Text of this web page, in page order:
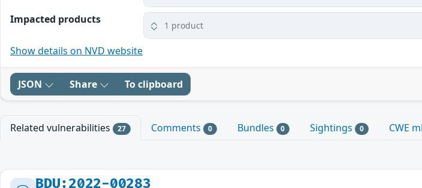
Impacted products 1 product
Show details on NVD website
JSON Share To clipboard
Related vulnerabilities 27 Comments 0 Bundles 0 Sightings 0 CWE
BDU:2022-00283